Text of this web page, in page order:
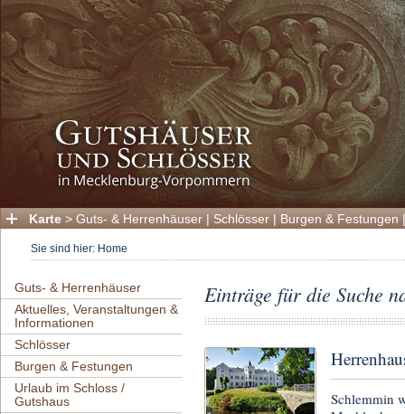
Karte > Guts- & Herrenhäuser | Schlösser | Burgen & Festungen
Sie sind hier: Home
Guts- & Herrenhäuser
Aktuelles, Veranstaltungen &
Informationen
Schlösser
Burgen & Festungen
Urlaub im Schloss /
Gutshaus
Einträge für die Suche
Schlemmin